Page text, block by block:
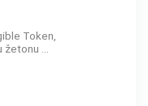
Token,
...